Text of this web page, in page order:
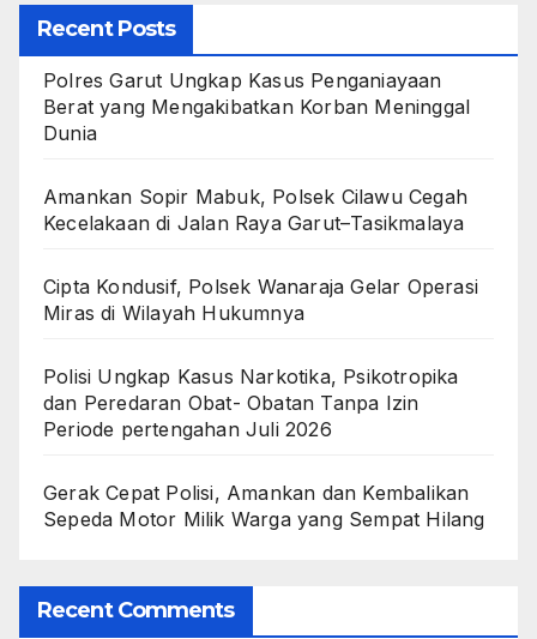
Recent Posts
Polres Garut Ungkap Kasus Penganiayaan
Berat yang Mengakibatkan Korban Meninggal
Dunia
Amankan Sopir Mabuk, Polsek Cilawu Cegah
Kecelakaan di Jalan Raya Garut–Tasikmalaya
Cipta Kondusif, Polsek Wanaraja Gelar Operasi
Miras di Wilayah Hukumnya
Polisi Ungkap Kasus Narkotika, Psikotropika
dan Peredaran Obat- Obatan Tanpa Izin
Periode pertengahan Juli 2026
Gerak Cepat Polisi, Amankan dan Kembalikan
Sepeda Motor Milik Warga yang Sempat Hilang
Recent Comments